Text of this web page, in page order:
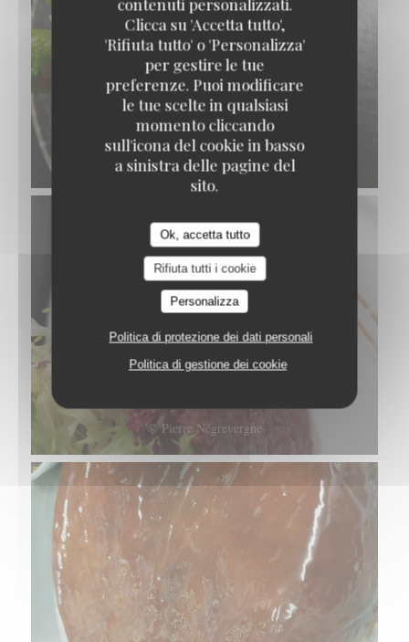
contenuti personalizzati.
Clicca su 'Accetta tutto',
'Rifiuta tutto' o 'Personalizza'
per gestire le tue
preferenze. Puoi modificare
le tue scelte in qualsiasi
momento cliccando
sull'icona del cookie in basso
a sinistra delle pagine del
sito.
Ok, accetta tutto
Rifiuta tutti i cookie
Personalizza
Politica di protezione dei dati personali
Politica di gestione dei cookie
RIZ AU LAIT, CARAMEL AU BEURRE SALÉ
© Pierre Négrevergne
© Pierre Négrevergne